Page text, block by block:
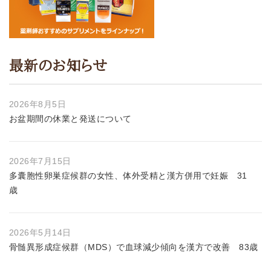
最新のお知らせ
2026年8月5日
お盆期間の休業と発送について
2026年7月15日
多囊胞性卵巣症候群の女性、体外受精と漢方併用で妊娠 31
歳
2026年5月14日
骨髄異形成症候群（MDS）で血球減少傾向を漢方で改善 83歳